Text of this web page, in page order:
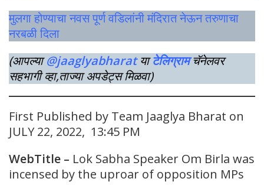
मुलगा होण्याचा नवस पूर्ण वडिलांनी मंदिरात नेऊन तरुणाचा
नरबळी दिला
(आपल्या@jaaglyabharat याटेलिग्राम चॅनेलवर
सहभागी व्हा,ताज्या अपडेट्स मिळवा)
First Published by Team Jaaglya Bharat on
JULY 22, 2022, 13:45 PM
WebTitle – Lok Sabha Speaker Om Birla was
incensed by the uproar of opposition MPs